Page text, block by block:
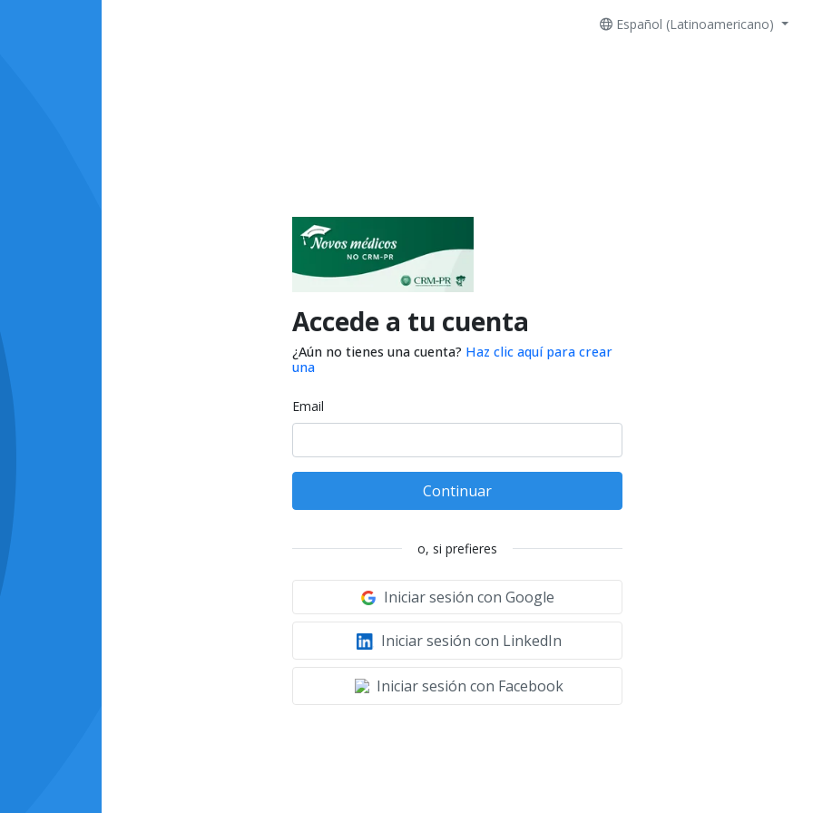
Español (Latinoamericano)
Accede a tu cuenta
¿Aún no tienes una cuenta? Haz clic aquí para crear
una
Email
Continuar
o, si prefieres
Iniciar sesión con Google
Iniciar sesión con LinkedIn
Iniciar sesión con Facebook